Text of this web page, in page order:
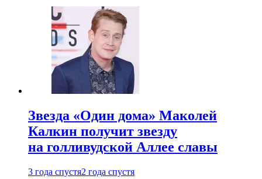
Звезда «Один дома» Маколей
Калкин получит звезду
на голливудской Аллее славы
3 года спустя2 года спустя